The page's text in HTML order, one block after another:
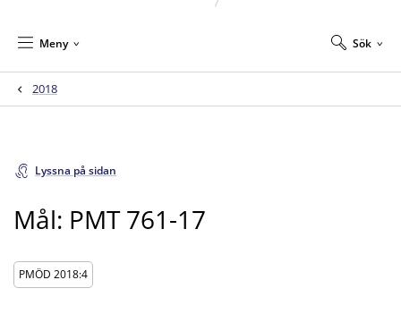
Sök
Meny
2018
Lyssna på sidan
Mål: PMT 761-17
PMÖD 2018:4